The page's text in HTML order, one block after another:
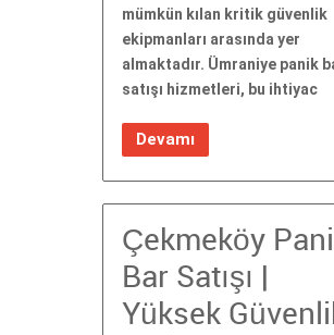
mümkün kılan kritik güvenlik
ekipmanları arasında yer
almaktadır. Ümraniye panik
satışı hizmetleri, bu ihtiyac
Devamı
Çekmeköy
Bar Satışı |
Yüksek